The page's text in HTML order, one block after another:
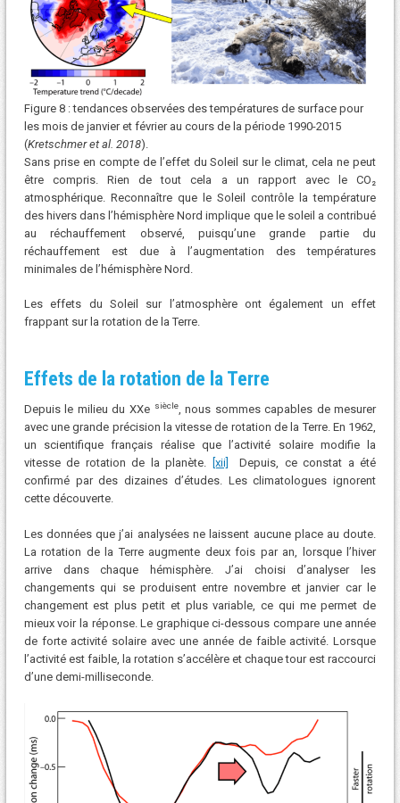
Figure 8 : tendances observées des températures de surface pour
les mois de janvier et février au cours de la période 1990-2015
(Kretschmer et al. 2018).
Sans prise en compte de l’effet du Soleil sur le climat, cela ne peut
être compris. Rien de tout cela a un rapport avec le CO₂
atmosphérique. Reconnaître que le Soleil contrôle la température
des hivers dans l’hémisphère Nord implique que le soleil a contribué
au réchauffement observé, puisqu’une grande partie du
réchauffement est due à l’augmentation des températures
minimales de l’hémisphère Nord.
Les effets du Soleil sur l’atmosphère ont également un effet
frappant sur la rotation de la Terre.
Effets de la rotation de la Terre
Depuis le milieu du XXe siècle, nous sommes capables de mesurer
avec une grande précision la vitesse de rotation de la Terre. En 1962,
un scientifique français réalise que l’activité solaire modifie la
vitesse de rotation de la planète.
[xii]
Depuis, ce constat a été
confirmé par des dizaines d’études. Les climatologues ignorent
cette découverte.
Les données que j’ai analysées ne laissent aucune place au doute.
La rotation de la Terre augmente deux fois par an, lorsque l’hiver
arrive dans chaque hémisphère. J’ai choisi d’analyser les
changements qui se produisent entre novembre et janvier car le
changement est plus petit et plus variable, ce qui me permet de
mieux voir la réponse. Le graphique ci-dessous compare une année
de forte activité solaire avec une année de faible activité. Lorsque
l’activité est faible, la rotation s’accélère et chaque tour est raccourci
d’une demi-milliseconde.